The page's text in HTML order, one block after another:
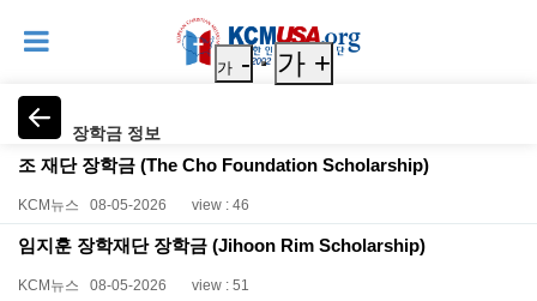
장학금 정보
가 - 가 +
조 재단 장학금 (The Cho Foundation Scholarship)
KCM뉴스 08-05-2026 view : 46
임지훈 장학재단 장학금 (Jihoon Rim Scholarship)
KCM뉴스 08-05-2026 view : 51